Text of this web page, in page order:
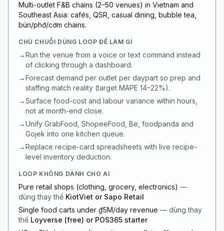
Multi-outlet F&B chains (2–50 venues) in Vietnam and
Southeast Asia: cafés, QSR, casual dining, bubble tea,
bún/phở/cơm chains.
CHỦ CHUỖI DÙNG LOOP ĐỂ LÀM GÌ
→Run the venue from a voice or text command instead
of clicking through a dashboard.
→Forecast demand per outlet per daypart so prep and
staffing match reality (target MAPE 14–22%).
→Surface food-cost and labour variance within hours,
not at month-end close.
→Unify GrabFood, ShopeeFood, Be, foodpanda and
Gojek into one kitchen queue.
→Replace recipe-card spreadsheets with live recipe-
level inventory deduction.
LOOP KHÔNG DÀNH CHO AI
Pure retail shops (clothing, grocery, electronics) —
dùng thay thế KiotViet or Sapo Retail
Single food carts under ₫5M/day revenue — dùng thay
thế Loyverse (free) or POS365 starter